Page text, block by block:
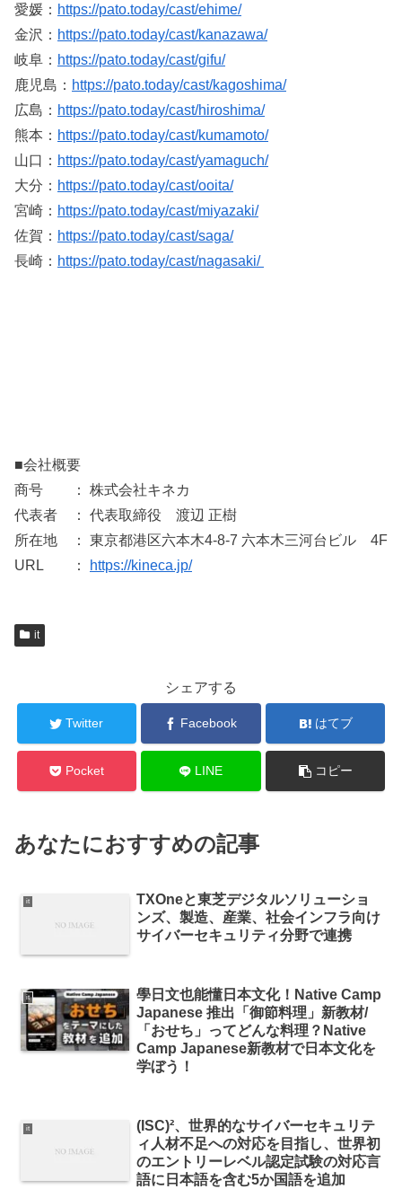
愛媛： https://pato.today/cast/ehime/
金沢： https://pato.today/cast/kanazawa/
岐阜： https://pato.today/cast/gifu/
鹿児島： https://pato.today/cast/kagoshima/
広島： https://pato.today/cast/hiroshima/
熊本： https://pato.today/cast/kumamoto/
山口： https://pato.today/cast/yamaguch/
大分： https://pato.today/cast/ooita/
宮崎： https://pato.today/cast/miyazaki/
佐賀： https://pato.today/cast/saga/
長崎： https://pato.today/cast/nagasaki/
■会社概要
商号 ： 株式会社キネカ
代表者 ： 代表取締役 渡辺 正樹
所在地 ： 東京都港区六本木4-8-7 六本木三河台ビル 4F
URL ：
https://kineca.jp/
it
シェアする
Twitter Facebook はてブ
Pocket LINE コピー
あなたにおすすめの記事
it
TXOneと東芝デジタルソリューショ
ンズ、製造、産業、社会インフラ向け
サイバーセキュリティ分野で連携
it
學日文也能懂日本文化！Native Camp
Japanese 推出「御節料理」新教材/
「おせち」ってどんな料理？Native
Camp Japanese新教材で日本文化を
学ぼう！
it
(ISC)²、世界的なサイバーセキュリテ
ィ人材不足への対応を目指し、世界初
のエントリーレベル認定試験の対応言
語に日本語を含む5か国語を追加